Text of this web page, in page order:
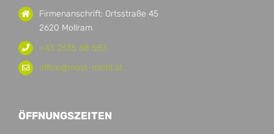
Firmenanschrift: Ortsstraße 45
2620 Mollram
+43 2635 68 583
office@most-michl.at
ÖFFNUNGSZEITEN